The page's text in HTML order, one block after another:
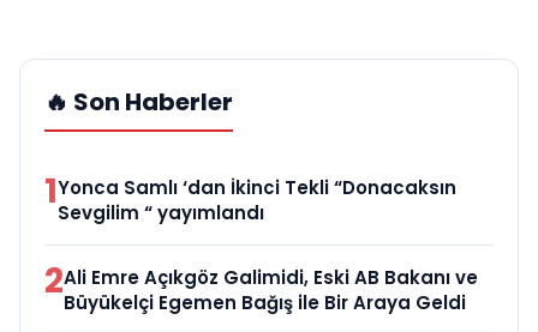
🔥 Son Haberler
1Yonca Samlı ‘dan İkinci Tekli “Donacaksın
Sevgilim “ yayımlandı
2Ali Emre Açıkgöz Galimidi, Eski AB Bakanı ve
Büyükelçi Egemen Bağış ile Bir Araya Geldi